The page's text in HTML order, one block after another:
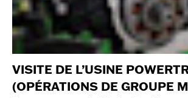
VISITE DE L’USINE
(OPÉRATIONS DE GROUPE